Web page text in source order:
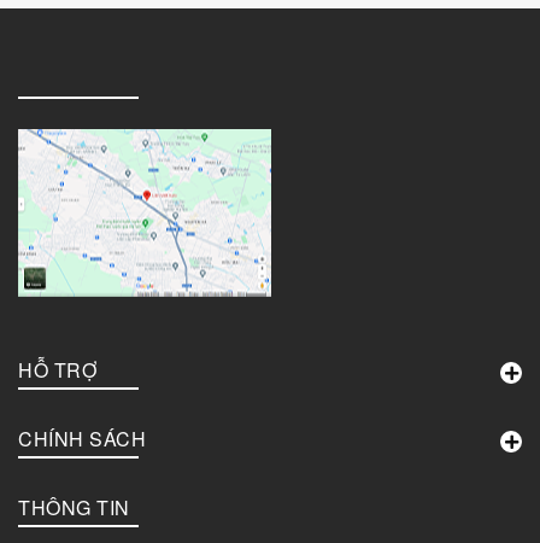
HỖ TRỢ
CHÍNH SÁCH
THÔNG TIN